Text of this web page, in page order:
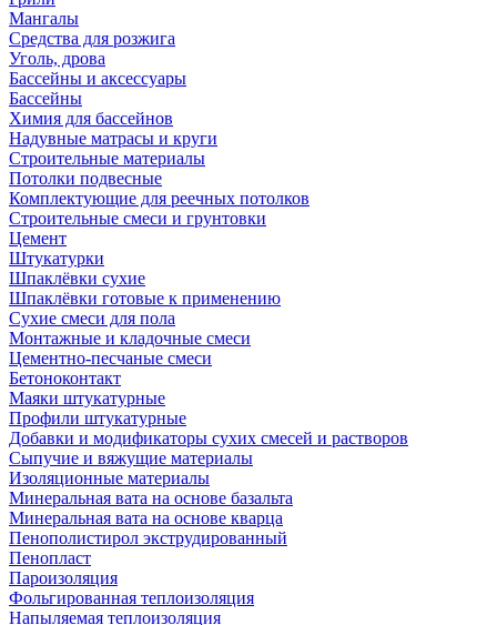
Мангалы
Средства для розжига
Уголь, дрова
Бассейны и аксессуары
Бассейны
Химия для бассейнов
Надувные матрасы и круги
Строительные материалы
Потолки подвесные
Комплектующие для реечных потолков
Строительные смеси и грунтовки
Цемент
Штукатурки
Шпаклёвки сухие
Шпаклёвки готовые к применению
Сухие смеси для пола
Монтажные и кладочные смеси
Цементно-песчаные смеси
Бетоноконтакт
Маяки штукатурные
Профили штукатурные
Добавки и модификаторы сухих смесей и растворов
Сыпучие и вяжущие материалы
Изоляционные материалы
Минеральная вата на основе базальта
Минеральная вата на основе кварца
Пенополистирол экструдированный
Пенопласт
Пароизоляция
Фольгированная теплоизоляция
Напыляемая теплоизоляция